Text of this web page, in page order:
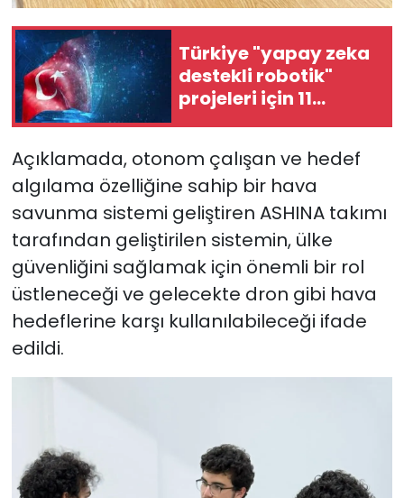
Türkiye "yapay zeka
destekli robotik"
projeleri için 11
ülkeyle iş birliği
Açıklamada, otonom çalışan ve hedef
algılama özelliğine sahip bir hava
savunma sistemi geliştiren ASHINA takımı
tarafından geliştirilen sistemin, ülke
güvenliğini sağlamak için önemli bir rol
üstleneceği ve gelecekte dron gibi hava
hedeflerine karşı kullanılabileceği ifade
edildi.